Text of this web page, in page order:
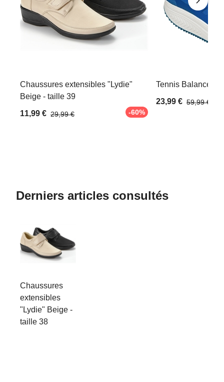
Chaussures extensibles "Lydie"
Beige - taille 39
11,99 € 29,99 € -60%
Tennis Balance
23,99 € 59,99 €
Derniers articles consultés
Chaussures
extensibles
"Lydie" Beige -
taille 38